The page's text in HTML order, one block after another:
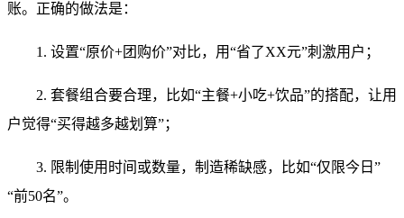
账。正确的做法是：
1. 设置“原价+团购价”对比，用“省了XX元”刺激用户；
2. 套餐组合要合理，比如“主餐+小吃+饮品”的搭配，让用
户觉得“买得越多越划算”；
3. 限制使用时间或数量，制造稀缺感，比如“仅限今日”
“前50名”。